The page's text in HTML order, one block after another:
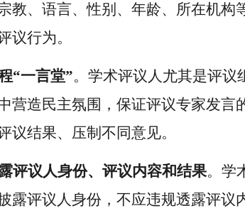
教、语言、性别、年龄、所在机构
议行为。
“一言堂”。学术评议人尤其是评议
营造民主氛围，保证评议专家发言
议结果、压制不同意见。
评议人身份、评议内容和结果。学
露评议人身份，不应违规透露评议